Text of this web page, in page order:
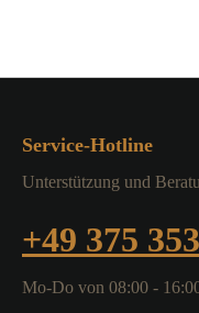
Service-Hotline
Unterstützung und
+49 375
Mo-Do von 08:00 -